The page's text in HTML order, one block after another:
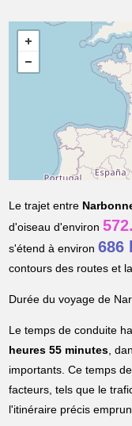
Le trajet entre
d'oiseau d'environ
s'étend à environ686
contours des routes et
Durée du voyage de
Le temps de conduite
heures 55 minutes,
importants. Ce temps
facteurs, tels que le
l'itinéraire précis